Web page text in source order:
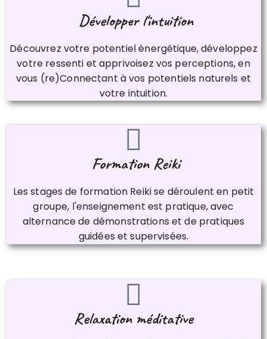
​​​​​​​ Développer l'intuition
Découvrez votre potentiel énergétique, développez
votre ressenti et apprivoisez vos perceptions, en
vous (re)Connectant à vos potentiels naturels et
votre intuition​​​​​​​.
​​​​​​​ Formation Reiki
Les stages de formation Reiki se déroulent en petit
groupe, l'enseignement est pratique, avec
alternance de démonstrations et de pratiques
guidées et supervisées.
Relaxation méditative